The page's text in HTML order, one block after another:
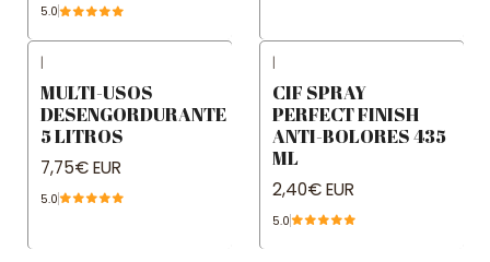
5.0
|
MULTI-USOS
DESENGORDURANTE
5 LITROS
7,75€ EUR
5.0
|
CIF SPRAY
PERFECT FINISH
ANTI-BOLORES 435
ML
2,40€ EUR
5.0